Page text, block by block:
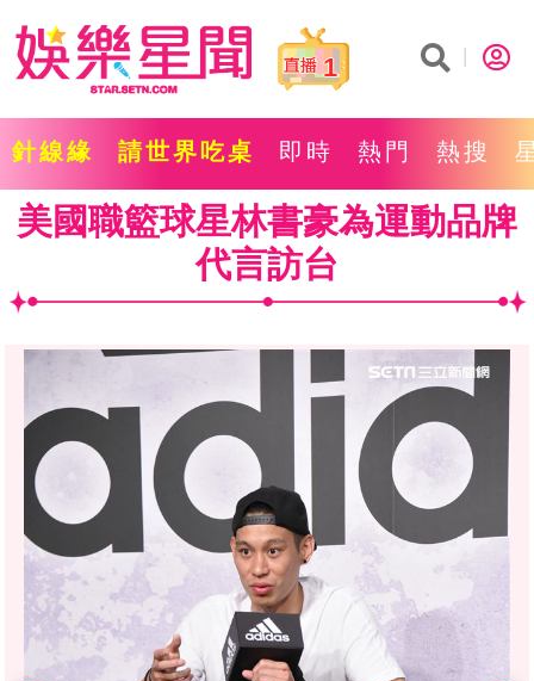
1
針線緣 請世界吃桌 即時 熱門 熱搜
美國職籃球星林書豪為運動品牌
代言訪台